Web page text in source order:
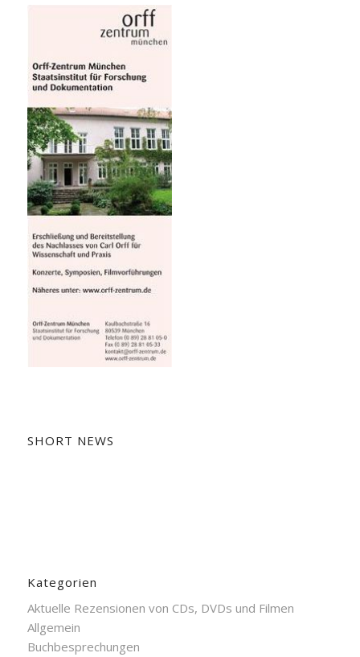
SHORT NEWS
Kategorien
Aktuelle Rezensionen von CDs, DVDs und Filmen
Allgemein
Buchbesprechungen